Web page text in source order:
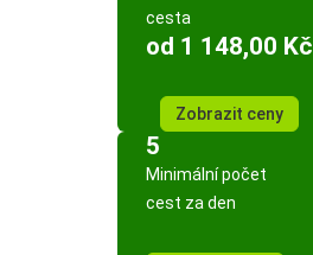
cesta
od 1 148,00 Kč
Zobrazit ceny
5
Minimální počet
cest za den